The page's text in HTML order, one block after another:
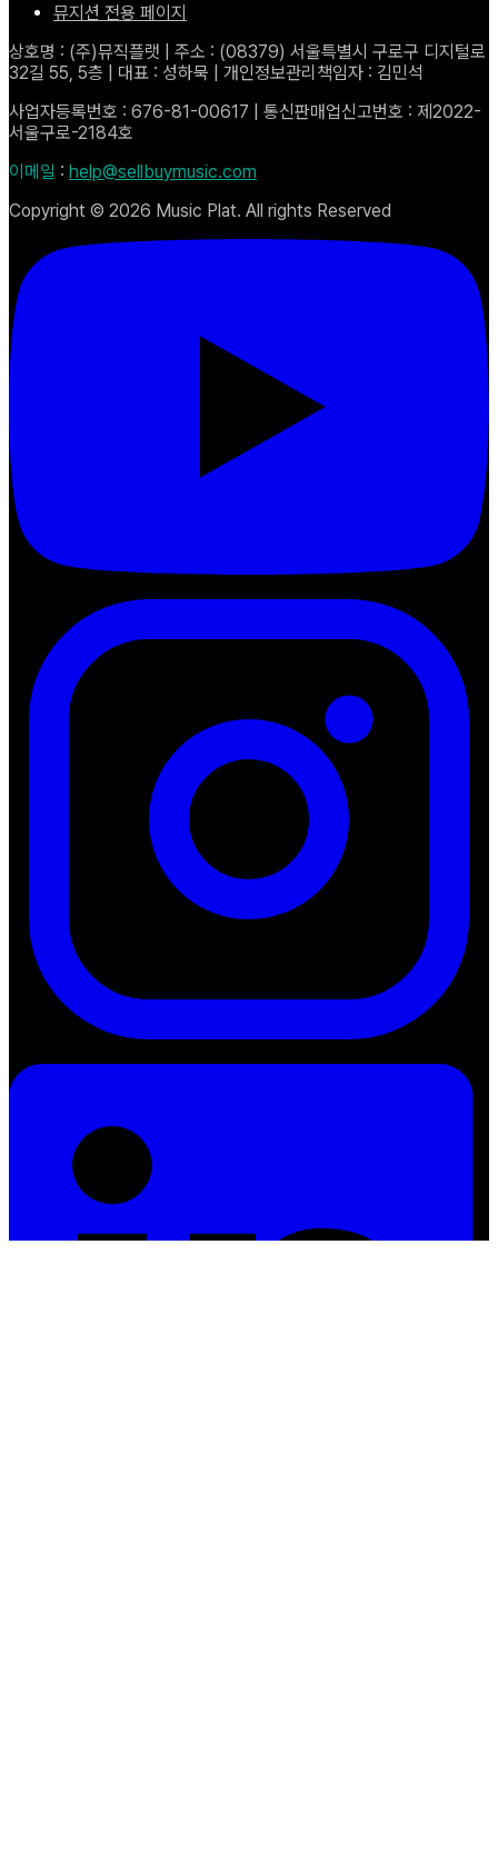
뮤지션 전용 페이지
상호명 : (주)뮤직플랫 | 주소 : (08379) 서울특별시 구로구 디지털로
32길 55, 5층 | 대표 : 성하묵 | 개인정보관리책임자 : 김민석
사업자등록번호 : 676-81-00617 | 통신판매업신고번호 : 제2022-
서울구로-2184호
이메일 : help@sellbuymusic.com
Copyright © 2026 Music Plat. All rights Reserved